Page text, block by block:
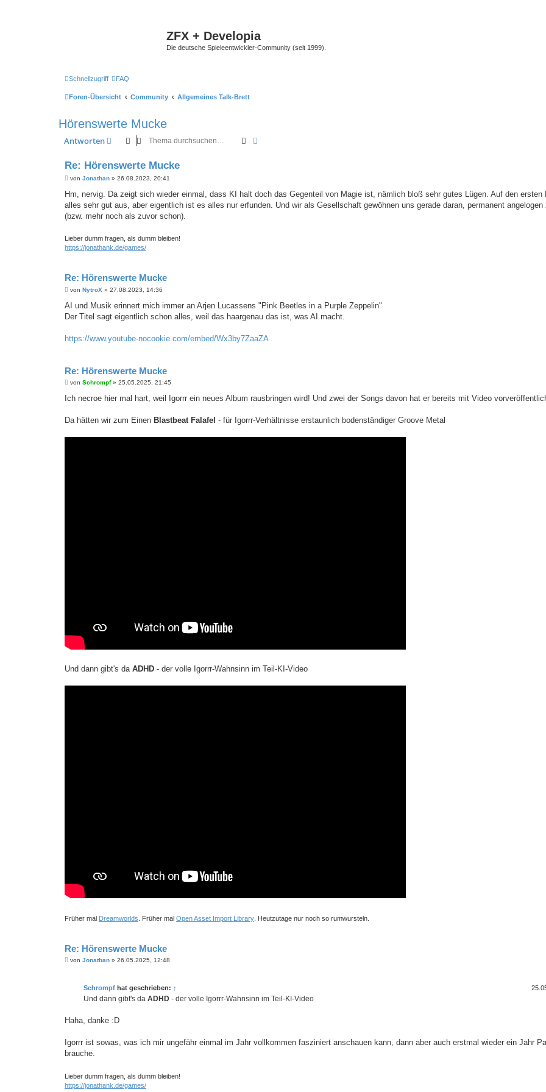
ZFX + Developia
Die deutsche Spieleentwickler-Community (seit 1999).
Schnellzugriff FAQ
Foren-Übersicht Community Allgemeines Talk-Brett
Hörenswerte Mucke
Antworten Suche
Re: Hörenswerte Mucke
B
i
r
a
von Jonathan » 26.08.2023, 20:41
Hm, nervig. Da zeigt sich wieder einmal, dass KI halt doch das Gegenteil von Magie ist, nämlich bloß sehr gutes Lügen. Auf den ersten
alles sehr gut aus, aber eigentlich ist es alles nur erfunden. Und wir als Gesellschaft gewöhnen uns gerade daran, permanent angelogen
(bzw. mehr noch als zuvor schon).
Lieber dumm fragen, als dumm bleiben!
https://jonathank.de/games/
Re: Hörenswerte Mucke
B
i
r
von NytroX » 27.08.2023, 14:36
AI und Musik erinnert mich immer an Arjen Lucassens "Pink Beetles in a Purple Zeppelin"
Der Titel sagt eigentlich schon alles, weil das haargenau das ist, was AI macht.
https://www.youtube-nocookie.com/embed/Wx3by7ZaaZA
Re: Hörenswerte Mucke
B
i
a
von Schrompf» 25.05.2025, 21:45
Ich necroe hier mal hart, weil Igorrr ein neues Album rausbringen wird! Und zwei der Songs davon hat er bereits mit Video
Da hätten wir zum Einen Blastbeat Falafel - für Igorrr-Verhältnisse erstaunlich bodenständiger Groove Metal
Und dann gibt's da ADHD - der volle Igorrr-Wahnsinn im Teil-KI-Video
Früher mal Dreamworlds . Früher mal Open Asset Import Library . Heutzutage nur noch so rumwursteln.
Re: Hörenswerte Mucke
Bvon Jonathan » 26.05.2025, 12:48
Schrompf hat geschrieben: ↑
Und dann gibt's da ADHD - der volle Igorrr-Wahnsinn im Teil-KI-Video
Haha, danke :D
Igorrr ist sowas, was ich mir ungefähr einmal im Jahr vollkommen fasziniert anschauen kann, dann aber auch erstmal wieder ein Jahr
brauche.
Lieber dumm fragen, als dumm bleiben!
https://jonathank.de/games/